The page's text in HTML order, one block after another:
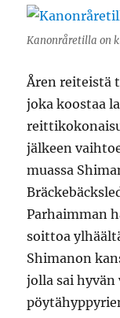
Kanonråretilla on
Åren reiteistä
joka koostaa
jälkeen
muassa
Parhaimman
soittoa
Shimanon
jolla sai hyvän